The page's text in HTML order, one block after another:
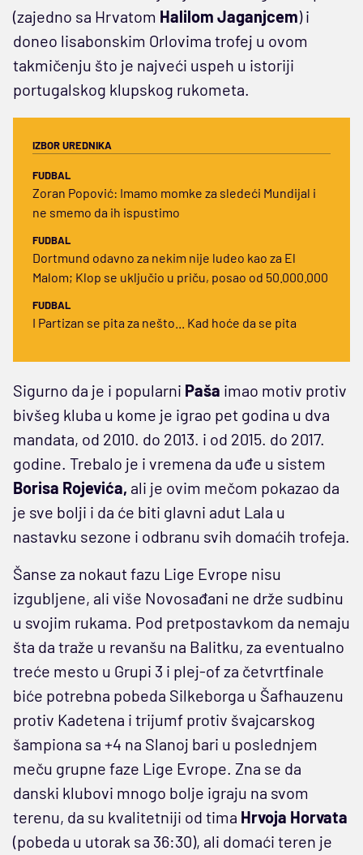
(zajedno sa Hrvatom Halilom Jaganjcem) i
doneo lisabonskim Orlovima trofej u ovom
takmičenju što je najveći uspeh u istoriji
portugalskog klupskog rukometa.
IZBOR UREDNIKA
FUDBAL
Zoran Popović: Imamo momke za sledeći Mundijal i
ne smemo da ih ispustimo
FUDBAL
Dortmund odavno za nekim nije ludeo kao za El
Malom; Klop se uključio u priču, posao od 50.000.000
FUDBAL
I Partizan se pita za nešto... Kad hoće da se pita
Sigurno da je i popularni Paša imao motiv protiv
bivšeg kluba u kome je igrao pet godina u dva
mandata, od 2010. do 2013. i od 2015. do 2017.
godine. Trebalo je i vremena da uđe u sistem
Borisa Rojevića, ali je ovim mečom pokazao da
je sve bolji i da će biti glavni adut Lala u
nastavku sezone i odbranu svih domaćih trofeja.
Šanse za nokaut fazu Lige Evrope nisu
izgubljene, ali više Novosađani ne drže sudbinu
u svojim rukama. Pod pretpostavkom da nemaju
šta da traže u revanšu na Balitku, za eventualno
treće mesto u Grupi 3 i plej-of za četvrtfinale
biće potrebna pobeda Silkeborga u Šafhauzenu
protiv Kadetena i trijumf protiv švajcarskog
šampiona sa +4 na Slanoj bari u poslednjem
meču grupne faze Lige Evrope. Zna se da
danski klubovi mnogo bolje igraju na svom
terenu, da su kvalitetniji od tima Hrvoja Horvata
(pobeda u utorak sa 36:30), ali domaći teren je